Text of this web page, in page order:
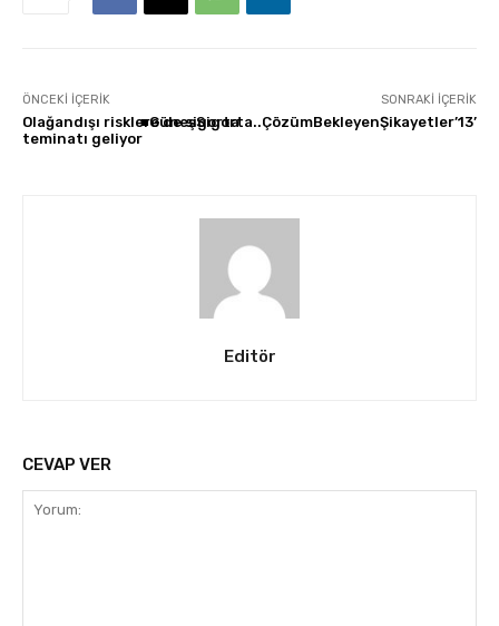
ÖNCEKI İÇERIK
Olağandışı risklere de sigorta
teminatı geliyor
SONRAKI İÇERIK
■GüneşSigorta..ÇözümBekleyenŞikayetler’13’
Editör
CEVAP VER